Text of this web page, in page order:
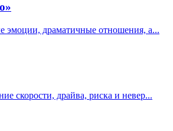
эмоции, драматичные отношения, а...
скорости, драйва, риска и невер...